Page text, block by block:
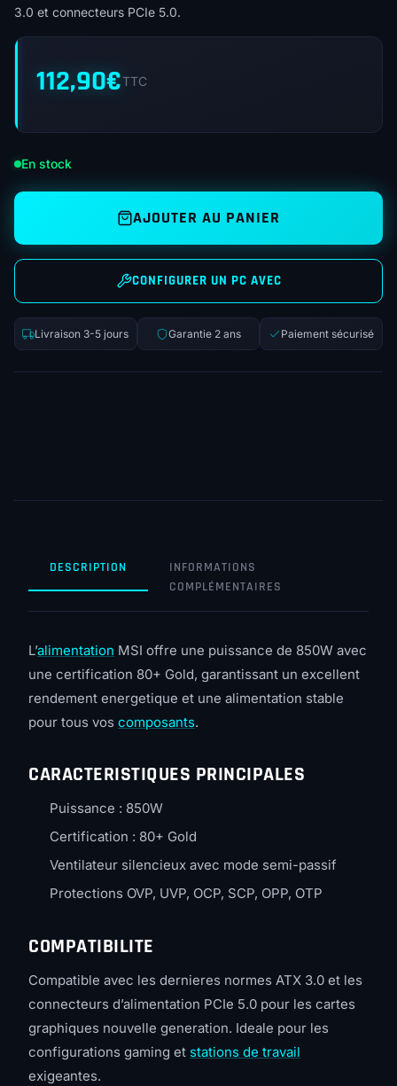
3.0 et connecteurs PCIe 5.0.
112,90€TTC
En stock
AJOUTER AU PANIER
CONFIGURER UN PC AVEC
Livraison 3-5 jours Garantie 2 ans Paiement sécurisé
DESCRIPTION
INFORMATIONS
COMPLÉMENTAIRES
L’alimentation MSI offre une puissance de 850W avec
une certification 80+ Gold, garantissant un excellent
rendement energetique et une alimentation stable
pour tous vos composants.
CARACTERISTIQUES PRINCIPALES
Puissance : 850W
Certification : 80+ Gold
Ventilateur silencieux avec mode semi-passif
Protections OVP, UVP, OCP, SCP, OPP, OTP
COMPATIBILITE
Compatible avec les dernieres normes ATX 3.0 et les
connecteurs d’alimentation PCIe 5.0 pour les cartes
graphiques nouvelle generation. Ideale pour les
configurations gaming et stations de travail
exigeantes.